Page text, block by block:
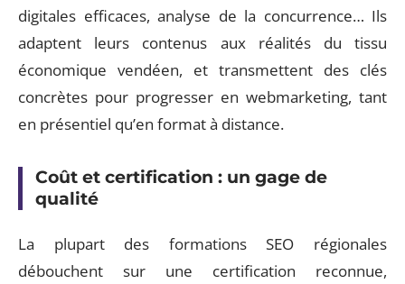
digitales efficaces, analyse de la concurrence… Ils
adaptent leurs contenus aux réalités du tissu
économique vendéen, et transmettent des clés
concrètes pour progresser en webmarketing, tant
en présentiel qu’en format à distance.
Coût et certification : un gage de
qualité
La plupart des formations SEO régionales
débouchent sur une certification reconnue,